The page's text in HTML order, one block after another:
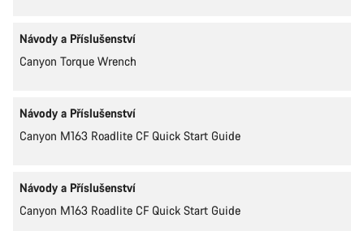
Návody a Příslušenství
Canyon Torque Wrench
Návody a Příslušenství
Canyon M163 Roadlite CF Quick Start Guide
Návody a Příslušenství
Canyon M163 Roadlite CF Quick Start Guide